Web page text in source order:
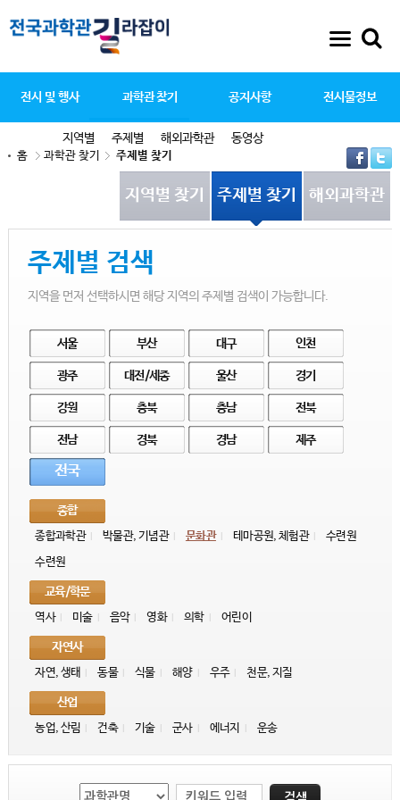
전시 및 행사 과학관 찾기
지역별 주제별 해외과학관 동영상
공지사항 전시물정보
홈 과학관 찾기 주제별 찾기
지역별 찾기 주제별 찾기 해외과학관
주제별 검색
지역을 먼저 선택하시면 해당 지역의 주제별 검색이 가능합니다.
서울 부산 대구 인천
광주 대전/세종 울산 경기
강원 충북 충남 전북
전남 경북 경남 제주
전국
종합
종합과학관 박물관, 기념관 문화관 테마공원, 체험관
수련원
수련원
교육/학문
역사 미술 음악 영화 의학 어린이
자연사
자연, 생태 동물 식물 해양 우주 천문, 지질
산업
농업, 산림 건축 기술 군사 에너지 운송